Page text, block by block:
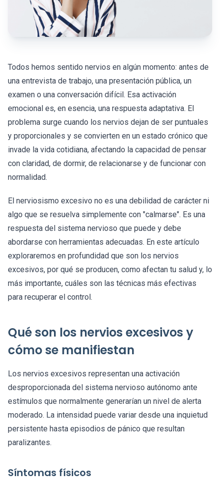
Todos hemos sentido nervios en algún momento: antes de
una entrevista de trabajo, una presentación pública, un
examen o una conversación difícil. Esa activación
emocional es, en esencia, una respuesta adaptativa. El
problema surge cuando los nervios dejan de ser puntuales
y proporcionales y se convierten en un estado crónico que
invade la vida cotidiana, afectando la capacidad de pensar
con claridad, de dormir, de relacionarse y de funcionar con
normalidad.
El nerviosismo excesivo no es una debilidad de carácter ni
algo que se resuelva simplemente con "calmarse". Es una
respuesta del sistema nervioso que puede y debe
abordarse con herramientas adecuadas. En este artículo
exploraremos en profundidad que son los nervios
excesivos, por qué se producen, como afectan tu salud y, lo
más importante, cuáles son las técnicas más efectivas
para recuperar el control.
Qué son los nervios excesivos y
cómo se manifiestan
Los nervios excesivos representan una activación
desproporcionada del sistema nervioso autónomo ante
estímulos que normalmente generarían un nivel de alerta
moderado. La intensidad puede variar desde una inquietud
persistente hasta episodios de pánico que resultan
paralizantes.
Síntomas físicos